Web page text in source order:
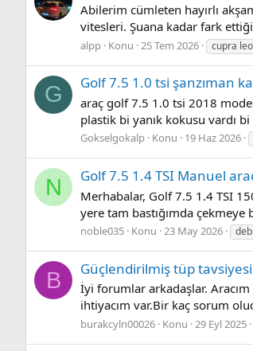
Abilerim cümleten hayırlı
vitesleri. Şuana kadar fark
alpp Konu 25 Tem 2026 cupra
G Golf 7.5 1.0 tsi şanzıman
araç golf 7.5 1.0 tsi 2018
plastik bi yanık kokusu vardı
Gokselgokalp Konu 19 Haz 2026
N Golf 7.5 1.4 TSI Manuel
Merhabalar, Golf 7.5 1.4 TSI
yere tam bastığımda
noble035 Konu 23 May 2026
B Güçlendirilmiş tüp tavsiyesi
İyi forumlar arkadaşlar.
ihtiyacım var.Bir kaç sorum
burakcyln00026 Konu 29 Eyl 2025